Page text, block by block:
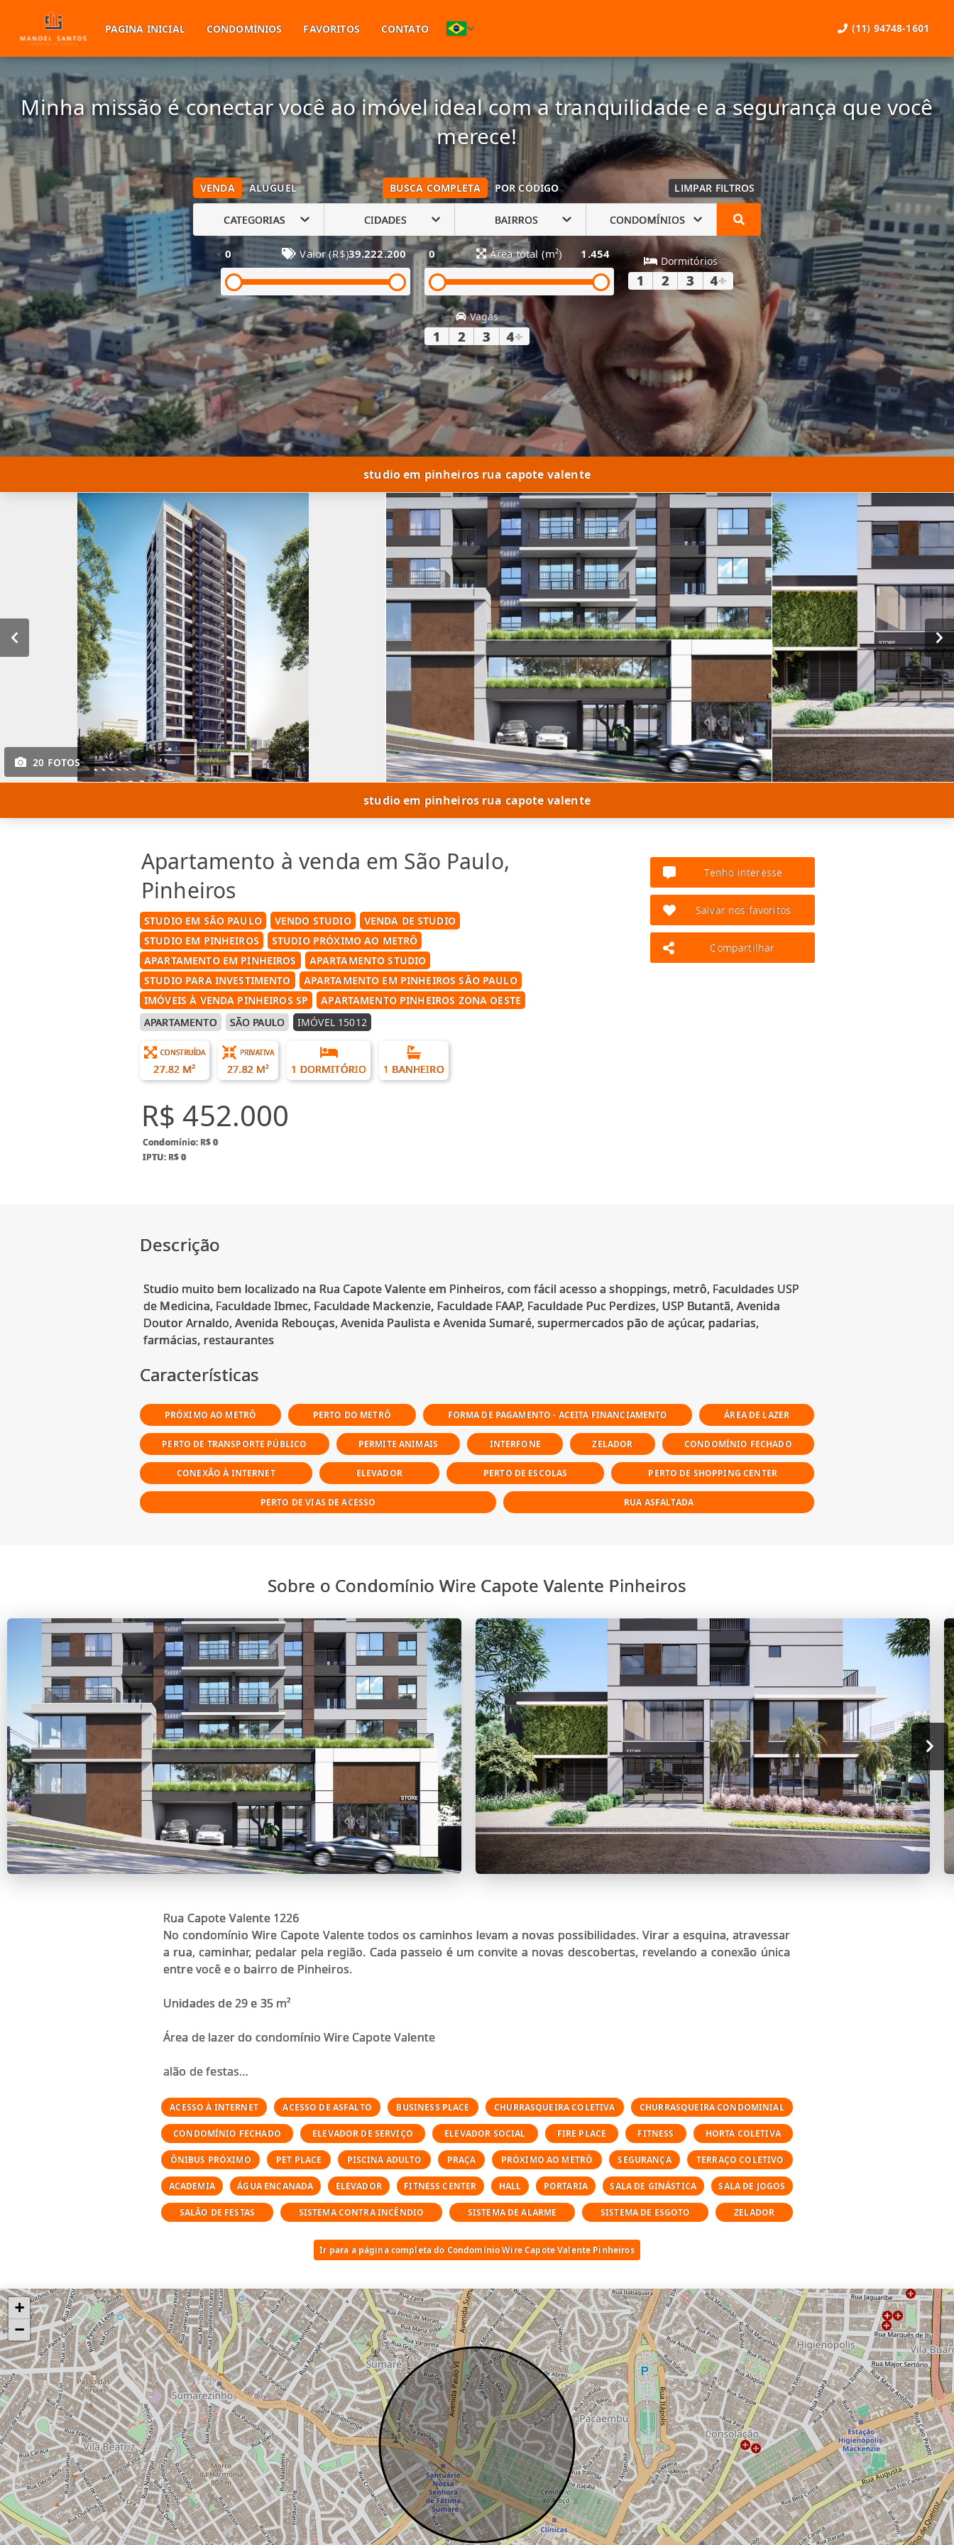
(11) 94748-1601
PAGINA INICIAL CONDOMÍNIOS FAVORITOS CONTATO (11) 94748-1601
Minha missão é conectar você ao imóvel ideal com a tranquilidade e a segurança que você
merece!
VENDA ALUGUEL BUSCA COMPLETA POR CÓDIGO LIMPAR FILTROS
CATEGORIAS CIDADES BAIRROS CONDOMÍNIOS
0 Valor (R$)39.222.200 0 Área total (m²) 1.454 Dormitórios
1 2 3 4+
Vagas
1 2 3 4+
studio em pinheiros rua capote valente
20 FOTOS
studio em pinheiros rua capote valente
Apartamento à venda em São Paulo,
Pinheiros
STUDIO EM SÃO PAULO VENDO STUDIO
VENDA DE STUDIO
STUDIO EM PINHEIROS
STUDIO PRÓXIMO AO METRÔ
APARTAMENTO EM PINHEIROS
APARTAMENTO STUDIO
STUDIO PARA INVESTIMENTO
APARTAMENTO EM PINHEIROS SÃO PAULO
IMÓVEIS À VENDA PINHEIROS SP
APARTAMENTO PINHEIROS ZONA OESTE
APARTAMENTO
SÃO PAULO IMÓVEL 15012
CONSTRUÍDA
27.82 M²
PRIVATIVA
27.82 M² 1 DORMITÓRIO 1 BANHEIRO
R$ 452.000
Condomínio: R$ 0
IPTU: R$ 0
Tenho interesse
Salvar nos favoritos
Compartilhar
Descrição
Studio muito bem localizado na Rua Capote Valente em Pinheiros, com fácil acesso a shoppings, metrô, Faculdades USP
de Medicina, Faculdade Ibmec, Faculdade Mackenzie, Faculdade FAAP, Faculdade Puc Perdizes, USP Butantã, Avenida
Doutor Arnaldo, Avenida Rebouças, Avenida Paulista e Avenida Sumaré, supermercados pão de açúcar, padarias,
Características
PRÓXIMO AO METRÔ PERTO DO METRÔ FORMA DE PAGAMENTO - ACEITA FINANCIAMENTO ÁREA DE LAZER
PERTO DE TRANSPORTE PÚBLICO PERMITE ANIMAIS INTERFONE ZELADOR CONDOMÍNIO FECHADO
CONEXÃO À INTERNET ELEVADOR PERTO DE ESCOLAS PERTO DE SHOPPING CENTER
PERTO DE VIAS DE ACESSO RUA ASFALTADA
Sobre o Condomínio Wire Capote Valente Pinheiros
Rua Capote Valente 1226
No condomínio Wire Capote Valente todos os caminhos levam a novas possibilidades. Virar a esquina, atravessar
a rua, caminhar, pedalar pela região. Cada passeio é um convite a novas descobertas, revelando a conexão única
entre você e o bairro de Pinheiros.
Unidades de 29 e 35 m²
Área de lazer do condomínio Wire Capote Valente
alão de festas
Delivery
Coworking
Espaço Pet
Lavanderia
Praça
Rooftop com piscina
Churrasqueira
Jogos
Sky Lounge
Ficaha Técnica condomínio Wire Capote Valente
• Torre única
• 147 unidades autônomas + 2 lojas
• 1 dormitório
• Metragens de 29 e 35m²
Consulte Imóveis à venda nesse condomínio, entre em contato
ACESSO À INTERNET ACESSO DE ASFALTO BUSINESS PLACE CHURRASQUEIRA COLETIVA CHURRASQUEIRA CONDOMINIAL
CONDOMÍNIO FECHADO ELEVADOR DE SERVIÇO ELEVADOR SOCIAL FIRE PLACE FITNESS HORTA COLETIVA
ÔNIBUS PRÓXIMO PET PLACE PISCINA ADULTO PRAÇA PRÓXIMO AO METRÔ SEGURANÇA TERRAÇO COLETIVO
ACADEMIA ÁGUA ENCANADA ELEVADOR FITNESS CENTER HALL PORTARIA SALA DE GINÁSTICA SALA DE JOGOS
SALÃO DE FESTAS SISTEMA CONTRA INCÊNDIO SISTEMA DE ALARME SISTEMA DE ESGOTO ZELADOR
Ir para a página completa do Condomínio Wire Capote Valente Pinheiros
+
−